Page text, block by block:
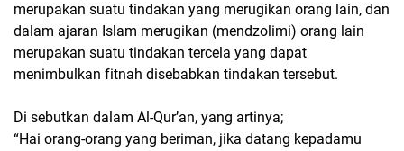
merupakan suatu tindakan yang merugikan orang lain, dan
dalam ajaran Islam merugikan (mendzolimi) orang lain
merupakan suatu tindakan tercela yang dapat
menimbulkan fitnah disebabkan tindakan tersebut.
Di sebutkan dalam Al-Qur’an, yang artinya;
“Hai orang-orang yang beriman, jika datang kepadamu